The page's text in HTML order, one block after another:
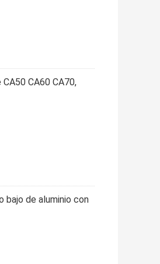
CA60 CA70,
de aluminio con